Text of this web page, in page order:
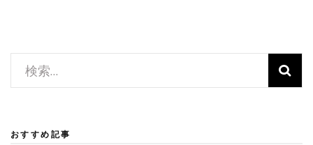
ョ
ン検
索:
おすすめ記事